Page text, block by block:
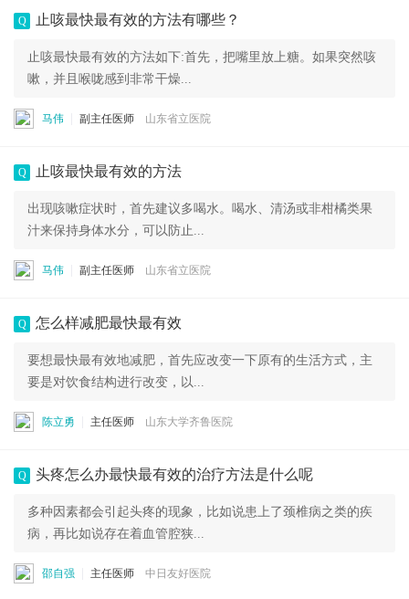
Q 止咳最快最有效的方法有哪些？
止咳最快最有效的方法如下:首先，把嘴里放上糖。如果突然咳
嗽，并且喉咙感到非常干燥...
马伟 副主任医师 山东省立医院
Q 止咳最快最有效的方法
出现咳嗽症状时，首先建议多喝水。喝水、清汤或非柑橘类果
汁来保持身体水分，可以防止...
马伟 副主任医师 山东省立医院
Q 怎么样减肥最快最有效
要想最快最有效地减肥，首先应改变一下原有的生活方式，主
要是对饮食结构进行改变，以...
陈立勇 主任医师 山东大学齐鲁医院
Q 头疼怎么办最快最有效的治疗方法是什么呢
多种因素都会引起头疼的现象，比如说患上了颈椎病之类的疾
病，再比如说存在着血管腔狭...
邵自强 主任医师 中日友好医院